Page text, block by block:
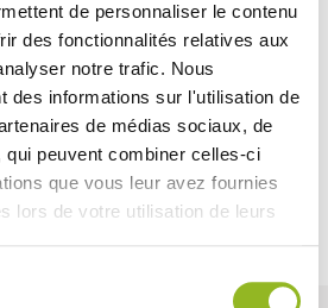
de personnaliser le contenu
des fonctionnalités relatives aux
notre trafic. Nous
des informations sur l'utilisation de
de médias sociaux, de
qui peuvent combiner celles-ci
que vous leur avez fournies
lors de votre utilisation de leurs
légère et ergonomique en fait
repas à emporter, les pique-
en plein air.